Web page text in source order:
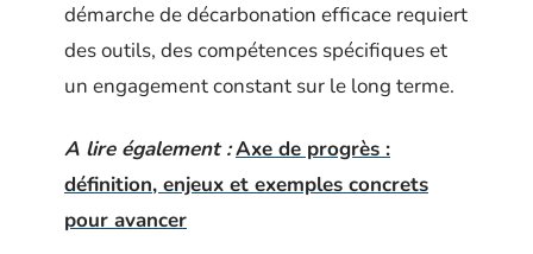
démarche de décarbonation efficace requiert
des outils, des compétences spécifiques et
un engagement constant sur le long terme.
A lire également :Axe de progrès :
définition, enjeux et exemples concrets
pour avancer